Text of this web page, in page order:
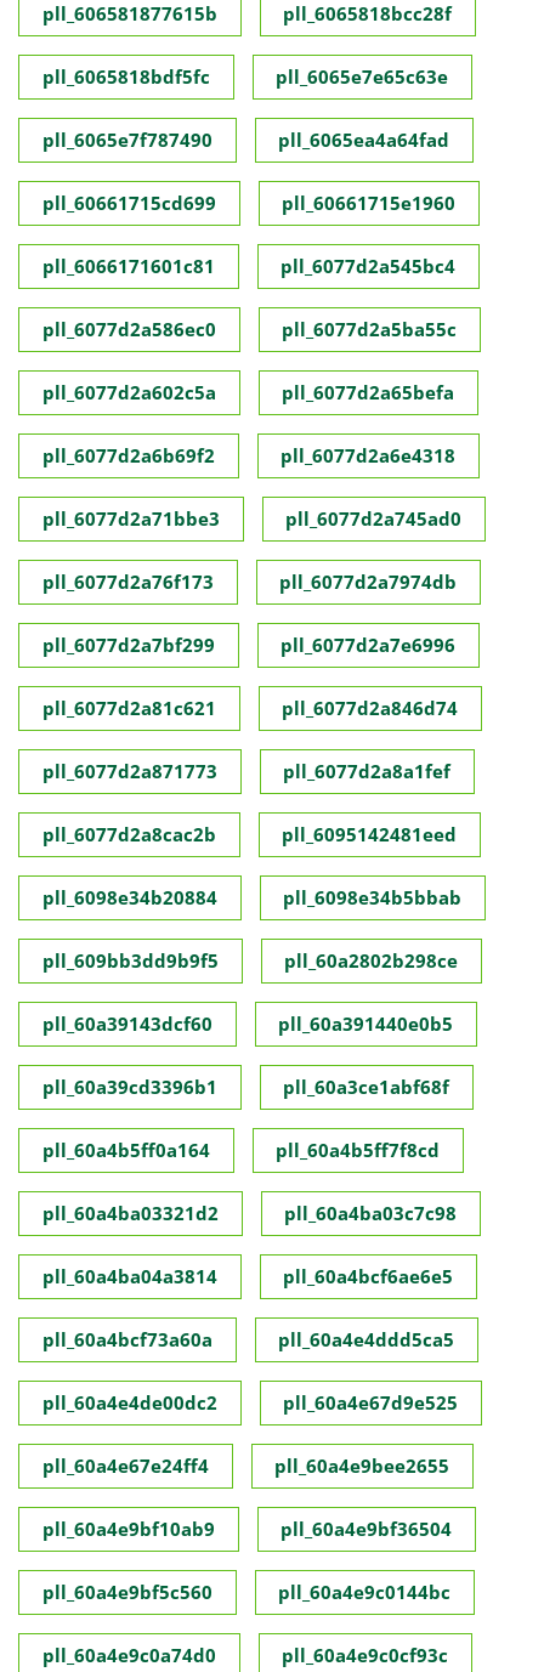
pll_606581877615b pll_6065818bcc28f
pll_6065818bdf5fc pll_6065e7e65c63e
pll_6065e7f787490 pll_6065ea4a64fad
pll_60661715cd699 pll_60661715e1960
pll_6066171601c81 pll_6077d2a545bc4
pll_6077d2a586ec0 pll_6077d2a5ba55c
pll_6077d2a602c5a pll_6077d2a65befa
pll_6077d2a6b69f2 pll_6077d2a6e4318
pll_6077d2a71bbe3 pll_6077d2a745ad0
pll_6077d2a76f173 pll_6077d2a7974db
pll_6077d2a7bf299 pll_6077d2a7e6996
pll_6077d2a81c621 pll_6077d2a846d74
pll_6077d2a871773 pll_6077d2a8a1fef
pll_6077d2a8cac2b pll_6095142481eed
pll_6098e34b20884 pll_6098e34b5bbab
pll_609bb3dd9b9f5 pll_60a2802b298ce
pll_60a39143dcf60 pll_60a391440e0b5
pll_60a39cd3396b1 pll_60a3ce1abf68f
pll_60a4b5ff0a164 pll_60a4b5ff7f8cd
pll_60a4ba03321d2 pll_60a4ba03c7c98
pll_60a4ba04a3814 pll_60a4bcf6ae6e5
pll_60a4bcf73a60a pll_60a4e4ddd5ca5
pll_60a4e4de00dc2 pll_60a4e67d9e525
pll_60a4e67e24ff4 pll_60a4e9bee2655
pll_60a4e9bf10ab9 pll_60a4e9bf36504
pll_60a4e9bf5c560 pll_60a4e9c0144bc
pll_60a4e9c0a74d0 pll_60a4e9c0cf93c